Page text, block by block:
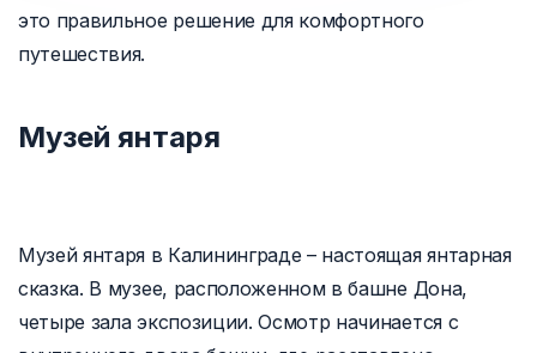
это правильное решение для комфортного
путешествия.
Музей янтаря
Музей янтаря в Калининграде – настоящая янтарная
сказка. В музее, расположенном в башне Дона,
четыре зала экспозиции. Осмотр начинается с